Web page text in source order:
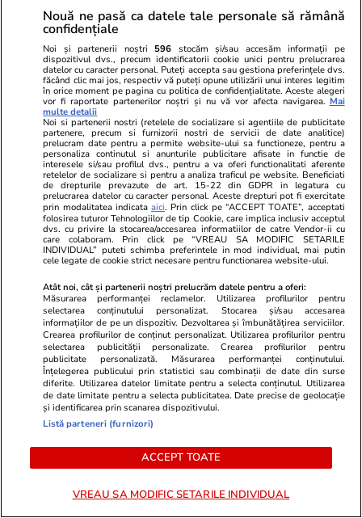
conflictul dintre Spania și Italia privind
controalele la frontieră se acutizează.
Madridul amenință cu represalii
Sănătate și Fitness 15:44
Înghețata proteică: o alternativă
mai sănătoasă sau o schemă bună
de marketing?
Vacanțe și
Ziua
trebuie să
călătorești
companie în
Horoscop 07 aug.
Horoscop 8 august 2026.
Nouă ne pasă ca datele tale personale să rămână
confidențiale
Noi și partenerii noștri 596 stocăm și/sau accesăm informații pe
dispozitivul dvs., precum identificatorii cookie unici pentru prelucrarea
datelor cu caracter personal. Puteți accepta sau gestiona preferințele dvs.
făcând clic mai jos, respectiv vă puteți opune utilizării unui interes legitim
în orice moment pe pagina cu politica de confidențialitate. Aceste alegeri
vor fi raportate partenerilor noștri și nu vă vor afecta navigarea. Mai
multe detalii
Noi si partenerii nostri (retelele de socializare si agentiile de publicitate
partenere, precum si furnizorii nostri de servicii de date analitice)
prelucram date pentru a permite website-ului sa functioneze, pentru a
personaliza continutul si anunturile publicitare afisate in functie de
interesele si/sau profilul dvs., pentru a va oferi functionalitati aferente
retelelor de socializare si pentru a analiza traficul pe website. Beneficiati
de drepturile prevazute de art. 15-22 din GDPR in legatura cu
prelucrarea datelor cu caracter personal. Aceste drepturi pot fi exercitate
prin modalitatea indicataaici. Prin click pe “ACCEPT TOATE”, acceptati
folosirea tuturor Tehnologiilor de tip Cookie, care implica inclusiv acceptul
dvs. cu privire la stocarea/accesarea informatiilor de catre Vendor-ii cu
care colaboram. Prin click pe “VREAU SA MODIFIC SETARILE
INDIVIDUAL” puteti schimba preferintele in mod individual, mai putin
cele legate de cookie strict necesare pentru functionarea website-ului.
Atât noi, cât și partenerii noștri prelucrăm datele pentru a oferi:
Măsurarea performanței reclamelor. Utilizarea profilurilor pentru
selectarea conținutului personalizat. Stocarea și/sau accesarea
informațiilor de pe un dispozitiv. Dezvoltarea și îmbunătățirea serviciilor.
Crearea profilurilor de conținut personalizat. Utilizarea profilurilor pentru
selectarea publicității personalizate. Crearea profilurilor pentru
publicitate personalizată. Măsurarea performanței conținutului.
Înțelegerea publicului prin statistici sau combinații de date din surse
diferite. Utilizarea datelor limitate pentru a selecta conținutul. Utilizarea
de date limitate pentru a selecta publicitatea. Date precise de geolocație
și identificarea prin scanarea dispozitivului.
Listă parteneri (furnizori)
ACCEPT TOATE
VREAU SA MODIFIC SETARILE INDIVIDUAL